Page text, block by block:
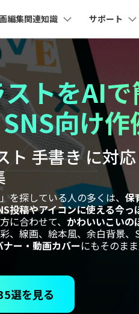
ビス
ユーティリティ
データ復元
Recoverit
データ復元ソフト
Repairit
動画・写真・
Dr.Fone
スマートフォン
MobileTrans
スマホ間のデー
FamiSafe
子供の安全を守
動画編集＆変換
Filmora
UniConverter
情報
セージ
せ
プラン＆価格 サポ
オーディオ
オートモンタージュ
オーディオスペクトラム
オーディオ同期
無音検出
ボイスチェンジャー
イズ除去
正
読み上げ
レート
字起こし
AIヒント
ChatGPT
AI動画編集
AIマーケ
AI音声生成
解説動画
スライドショー動画
すべてのソリューション >
編集関連知識
集
法
を編集する方法
を作る方法
すめTOP10
その
スライ
結婚
動画に
アニ
動画
サポート
ト
タマーサポート
からよくあるご質問を掲載してお
い合わせ
でサポートチームにお問い合わせく
ジョンダウン
の旧バージョンをご利用いただ
トをAI
向け
ト 手書き に対
」を探している人の多くは、 保
投稿やアイコンに使える今
に合わせて、 かわいいこいの
、線画、絵本風、余白背景
ー・動画カバーにもそのま
選を見る